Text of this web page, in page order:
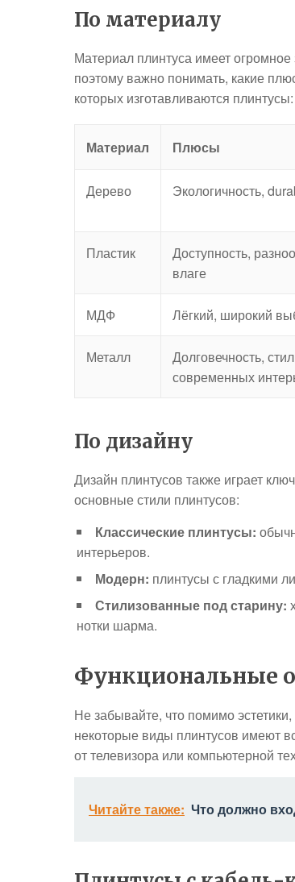
По материалу
Материал плинтуса имеет
поэтому важно понимать, какие
которых изготавливаются плинтусы:
Материал Плюсы
Дерево Экологичность,
Пластик
Доступность,
влаге
МДФ Лёгкий, широкий
Металл
Долговечность,
современных
По дизайну
Дизайн плинтусов также играет
основные стили плинтусов:
Классические плинтусы:
интерьеров.
Модерн: плинтусы с гладкими
Стилизованные под старину:
нотки шарма.
Функциональные
Не забывайте, что помимо
некоторые виды плинтусов имеют
от телевизора или компьютерной
Читайте также: Что должно